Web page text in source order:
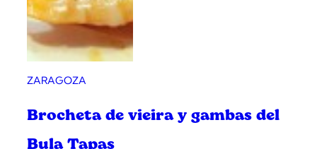
ZARAGOZA
Brocheta de vieira y gambas del
Bula Tapas